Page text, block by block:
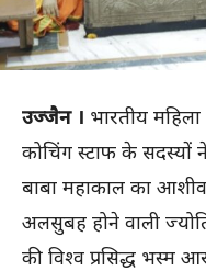
उज्जैन । भारतीय
कोचिंग स्टाफ के
बाबा महाकाल का
अलसुबह होने वाली
की विश्व प्रसिद्ध भस्म